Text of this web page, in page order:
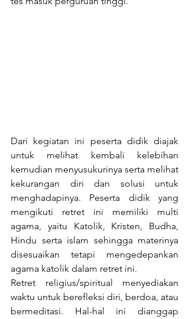
Dari kegiatan ini peserta didik diajak
untuk melihat kembali kelebihan
kemudian menyusukurinya serta melihat
kekurangan diri dan solusi untuk
menghadapinya. Peserta didik yang
mengikuti retret ini memiliki multi
agama, yaitu Katolik, Kristen, Budha,
Hindu serta islam sehingga materinya
disesuaikan tetapi mengedepankan
agama katolik dalam retret ini.
Retret religius/spiritual menyediakan
waktu untuk berefleksi diri, berdoa, atau
bermeditasi. Hal-hal ini dianggap